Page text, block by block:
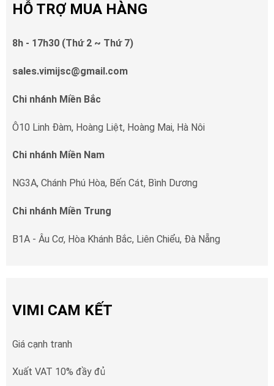
HỖ TRỢ MUA HÀNG
8h - 17h30 (Thứ 2 ~ Thứ 7)
sales.vimijsc@gmail.com
Chi nhánh Miền Bắc
Ô10 Linh Đàm, Hoàng Liệt, Hoàng Mai, Hà Nôi
Chi nhánh Miền Nam
NG3A, Chánh Phú Hòa, Bến Cát, Bình Dương
Chi nhánh Miền Trung
B1A - Âu Cơ, Hòa Khánh Bắc, Liên Chiểu, Đà Nẵng
VIMI CAM KẾT
Giá cạnh tranh
Xuất VAT 10% đầy đủ